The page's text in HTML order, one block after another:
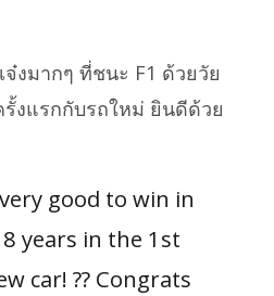
งมากๆ ที่ชนะ F1 ด้วยวัย
รั้งแรกกับรถใหม่ ยินดีด้วย
good to win in
years in the 1st
car! ?? Congrats